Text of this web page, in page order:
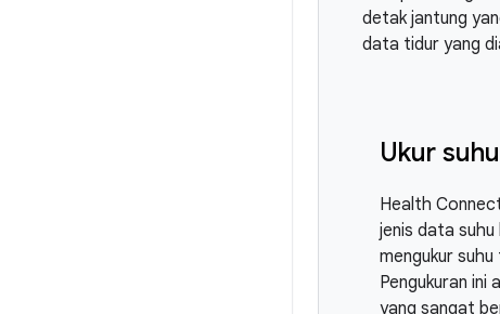
detak jantung
data tidur yang
Ukur
Health
jenis data suhu
mengukur
Pengukuran ini
yang sangat